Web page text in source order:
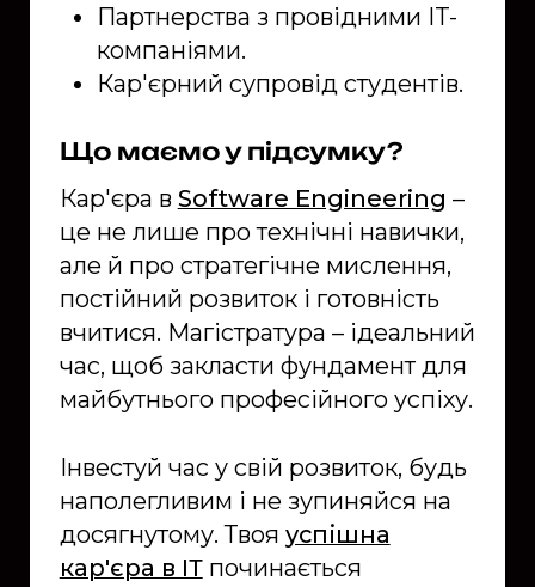
Партнерства з провідними IT-
компаніями.
Кар'єрний супровід студентів.
Що маємо у підсумку?
Кар'єра в Software Engineering –
це не лише про технічні навички,
але й про стратегічне мислення,
постійний розвиток і готовність
вчитися. Магістратура – ідеальний
час, щоб закласти фундамент для
майбутнього професійного успіху.
Інвестуй час у свій розвиток, будь
наполегливим і не зупиняйся на
досягнутому. Твоя успішна
кар'єра в ІТпочинається